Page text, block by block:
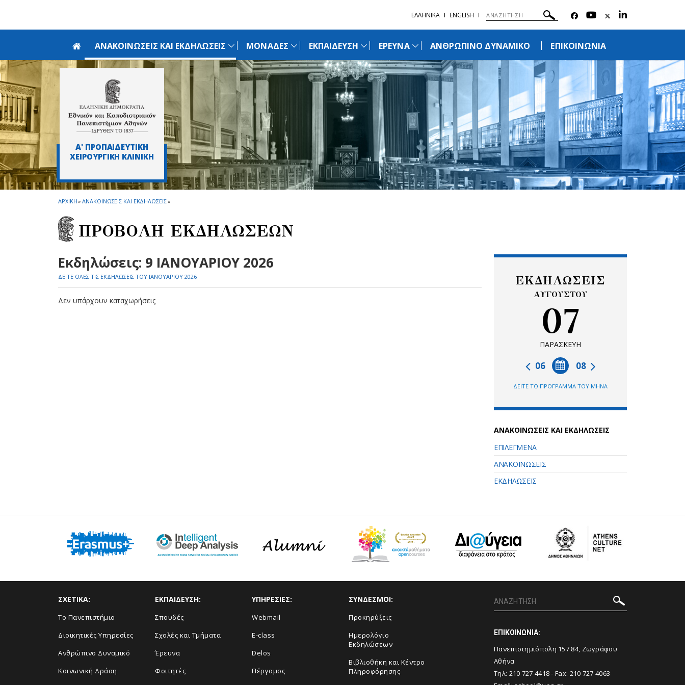
ΕΛΛΗΝΙΚΑ ENGLISH
ΑΝΑΚΟΙΝΩΣΕΙΣ ΚΑΙ ΕΚΔΗΛΩΣΕΙΣ ΜΟΝΑΔΕΣ ΕΚΠΑΙΔΕΥΣΗ ΕΡΕΥΝΑ ΑΝΘΡΩΠΙΝΟ ΔΥΝΑΜΙΚΟ ΕΠΙΚΟΙΝΩΝΙΑ
Α' ΠΡΟΠΑΙΔΕΥΤΙΚΗ
ΧΕΙΡΟΥΡΓΙΚΗ ΚΛΙΝΙΚΗ
ΑΡΧΙΚΗ» ΑΝΑΚΟΙΝΩΣΕΙΣ ΚΑΙ ΕΚΔΗΛΩΣΕΙΣ»
ΠΡΟΒΟΛΗ ΕΚΔΗΛΩΣΕΩΝ
Εκδηλώσεις: 9 ΙΑΝΟΥΑΡΙΟΥ 2026
ΔΕΙΤΕ ΟΛΕΣ ΤΙΣ ΕΚΔΗΛΩΣΕΙΣ ΤΟΥ ΙΑΝΟΥΑΡΙΟΥ 2026
Δεν υπάρχουν καταχωρήσεις
ΕΚΔΗΛΩΣΕΙΣ
ΑΥΓΟΥΣΤΟΥ
07
ΠΑΡΑΣΚΕΥΗ
08
06
ΔΕΙΤΕ ΤΟ ΠΡΟΓΡΑΜΜΑ ΤΟΥ ΜΗΝΑ
ΑΝΑΚΟΙΝΩΣΕΙΣ ΚΑΙ ΕΚΔΗΛΩΣΕΙΣ
ΕΠΙΛΕΓΜΕΝΑ
ΑΝΑΚΟΙΝΩΣΕΙΣ
ΕΚΔΗΛΩΣΕΙΣ
ΣΧΕΤΙΚΑ:
Το Πανεπιστήμιο
Διοικητικές Υπηρεσίες
Ανθρώπινο Δυναμικό
Κοινωνική Δράση
ΕΚΠΑΙΔΕΥΣΗ:
Σπουδές
Σχολές και Τμήματα
Έρευνα
Φοιτητές
ΥΠΗΡΕΣΙΕΣ:
Webmail
E-class
Delos
Πέργαμος
ΣΥΝΔΕΣΜΟΙ:
Προκηρύξεις
Ημερολόγιο
Εκδηλώσεων
Βιβλιοθήκη και Κέντρο
Πληροφόρησης
ΕΠΙΚΟΙΝΩΝΙΑ:
Πανεπιστημιόπολη 157 84, Ζωγράφου
Αθήνα
Τηλ: 210 727 4418- Fax: 210 727 4063